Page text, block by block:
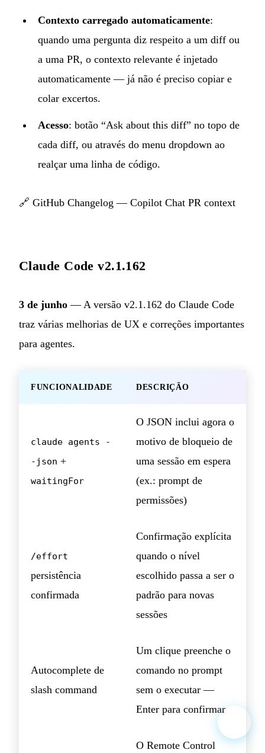
Contexto carregado automaticamente:
quando uma pergunta diz respeito a um diff ou
a uma PR, o contexto relevante é injetado
automaticamente — já não é preciso copiar e
colar excertos.
Acesso: botão “Ask about this diff” no topo de
cada diff, ou através do menu dropdown ao
realçar uma linha de código.
🔗 GitHub Changelog — Copilot Chat PR context
Claude Code v2.1.162
3 de junho — A versão v2.1.162 do Claude Code
traz várias melhorias de UX e correções importantes
para agentes.
FUNCIONALIDADE DESCRIÇÃO
claude agents -
-json +
waitingFor
O JSON inclui agora o
motivo de bloqueio de
uma sessão em espera
(ex.: prompt de
permissões)
/effort
persistência
confirmada
Confirmação explícita
quando o nível
escolhido passa a ser o
padrão para novas
sessões
Autocomplete de
slash command
Um clique preenche o
comando no prompt
sem o executar —
Enter para confirmar
O Remote Control